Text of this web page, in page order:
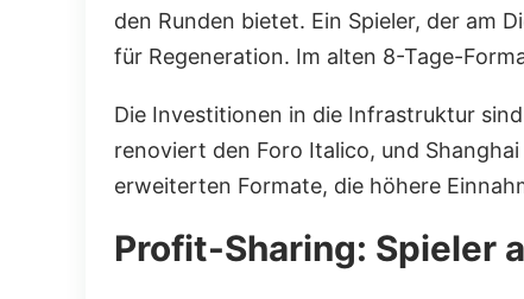
den Runden bietet. Ein Spieler, der am
für Regeneration. Im alten 8-Tage-
Die Investitionen in die Infrastruktur
renoviert den Foro Italico, und
erweiterten Formate, die höhere
Profit-Sharing: Spieler